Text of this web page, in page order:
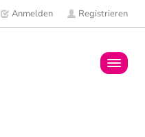
Anmelden Registrieren